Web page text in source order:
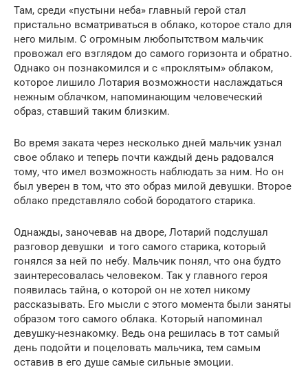
Там, среди «пустыни неба» главный герой стал
пристально всматриваться в облако, которое стало для
него милым. С огромным любопытством мальчик
провожал его взглядом до самого горизонта и обратно.
Однако он познакомился и с «проклятым» облаком,
которое лишило Лотария возможности наслаждаться
нежным облачком, напоминающим человеческий
образ, ставший таким близким.
Во время заката через несколько дней мальчик узнал
свое облако и теперь почти каждый день радовался
тому, что имел возможность наблюдать за ним. Но он
был уверен в том, что это образ милой девушки. Второе
облако представляло собой бородатого старика.
Однажды, заночевав на дворе, Лотарий подслушал
разговор девушки и того самого старика, который
гонялся за ней по небу. Мальчик понял, что она будто
заинтересовалась человеком. Так у главного героя
появилась тайна, о которой он не хотел никому
рассказывать. Его мысли с этого момента были заняты
образом того самого облака. Который напоминал
девушку-незнакомку. Ведь она решилась в тот самый
день подойти и поцеловать мальчика, тем самым
оставив в его душе самые сильные эмоции.